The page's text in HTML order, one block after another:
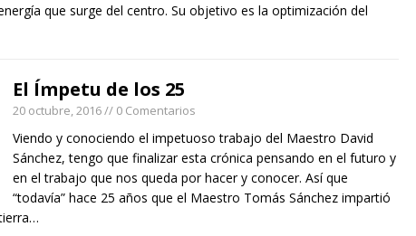
que surge del centro. Su objetivo es la optimización del
El Ímpetu de los 25
20 octubre, 2016// 0 Comentarios
Viendo y conociendo el impetuoso trabajo del Maestro David
Sánchez, tengo que finalizar esta crónica pensando en el futuro y
en el trabajo que nos queda por hacer y conocer. Así que
“todavía” hace 25 años que el Maestro Tomás Sánchez impartió